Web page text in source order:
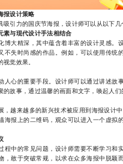
报设计策略
引力的国庆节海报，设计师可以从以下几
素与现代设计手法相结合
大精深，其中蕴含着丰富的设计灵感。
不失时尚感的作品。例如，可以使用传统
视觉效果。
心的重要手段。设计师可以通过讲述故
的故事，通过温馨的画面和文字，唤起人
越来越多的新兴技术被应用到海报设计中
海报上的二维码，观众可以进入一个虚拟
中的常见问题，设计师需要不断学习和
，敢于突破常规，以求在众多海报中脱颖